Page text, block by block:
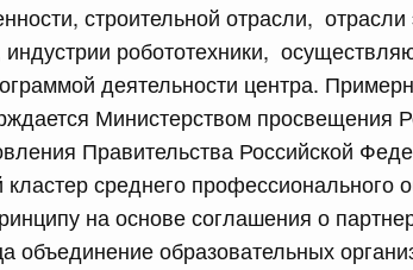
строительной отрасли, отрасли
робототехники,
деятельности центра.
Министерством просвещения
Правительства Российской
кластер среднего профессионального
на основе соглашения о
объединение образовательных
детективом Федеральной службы войск
(территориального органа), предоставившей
деятельности, о заключении договора на
сыскных услуг
Федерации от 18.07.2026 г. № 910